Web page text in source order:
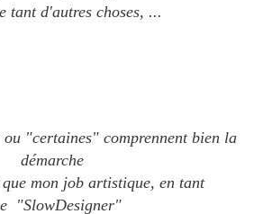
tant d'autres choses, ...
"certaines" comprennent bien la
démarche
mon job artistique, en tant
"SlowDesigner"